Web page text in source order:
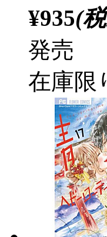
¥935(
発売
在庫限